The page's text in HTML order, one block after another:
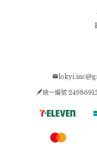
統一編號 24986915